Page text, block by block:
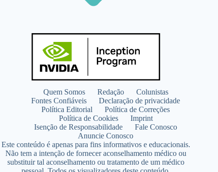
Quem Somos Redação
Colunistas
Fontes Confiáveis
Declaração de privacidade
Política Editorial
Política de Correções
Política de Cookies
Imprint
Isenção de Responsabilidade
Fale Conosco
Anuncie Conosco
Este conteúdo é apenas para fins informativos e educacionais.
Não tem a intenção de fornecer aconselhamento médico ou
substituir tal aconselhamento ou tratamento de um médico